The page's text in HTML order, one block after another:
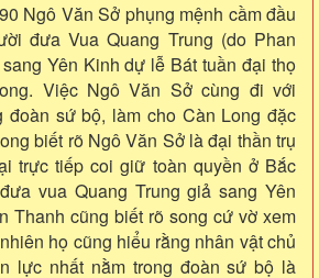
Ngô Văn Sở phụng mệnh cầm đầu
đưa Vua Quang Trung (do Phan
Yên Kinh dự lễ Bát tuần đại thọ
Việc Ngô Văn Sở cùng đi với
đoàn sứ bộ, làm cho Càn Long đặc
biết rõ Ngô Văn Sở là đại thần trụ
trực tiếp coi giữ toàn quyền ở Bắc
vua Quang Trung giả sang Yên
Thanh cũng biết rõ song cứ vờ xem
họ cũng hiểu rằng nhân vật chủ
lực nhất nằm trong đoàn sứ bộ là